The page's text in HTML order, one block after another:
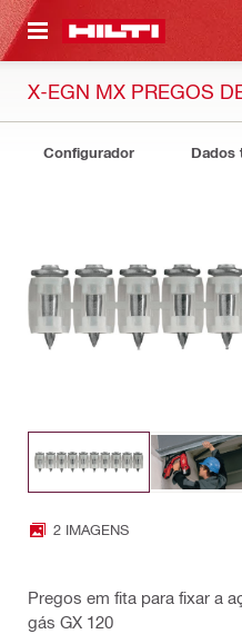
CONTENT
X-EGN MX PREGOS
Configurador Dados
2 IMAGENS
Pregos em fita para fixar a
gás GX 120